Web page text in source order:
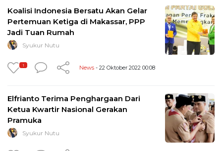
Koalisi Indonesia Bersatu Akan Gelar
Pertemuan Ketiga di Makassar, PPP
Jadi Tuan Rumah
Syukur Nutu
1 News - 22 Oktober 2022 00:08
Elfrianto Terima Penghargaan Dari
Ketua Kwartir Nasional Gerakan
Pramuka
Syukur Nutu